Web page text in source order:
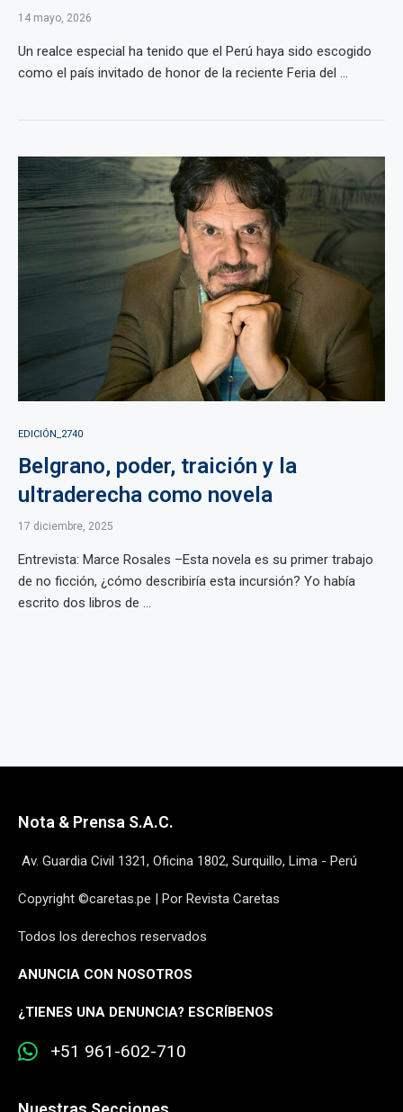
14 mayo, 2026
Un realce especial ha tenido que el Perú haya sido escogido
como el país invitado de honor de la reciente Feria del ...
EDICIÓN_2740
Belgrano, poder, traición y la
ultraderecha como novela
17 diciembre, 2025
Entrevista: Marce Rosales –Esta novela es su primer trabajo
de no ficción, ¿cómo describiría esta incursión? Yo había
escrito dos libros de ...
Nota & Prensa S.A.C.
Av. Guardia Civil 1321, Oficina 1802, Surquillo, Lima - Perú
Copyright ©caretas.pe | Por Revista Caretas
Todos los derechos reservados
ANUNCIA CON NOSOTROS
¿TIENES UNA DENUNCIA? ESCRÍBENOS
+51 961-602-710